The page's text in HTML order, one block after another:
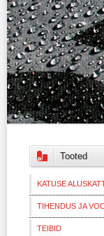
Tooted
KATUSE
TIHENDUS JA
TEIBID